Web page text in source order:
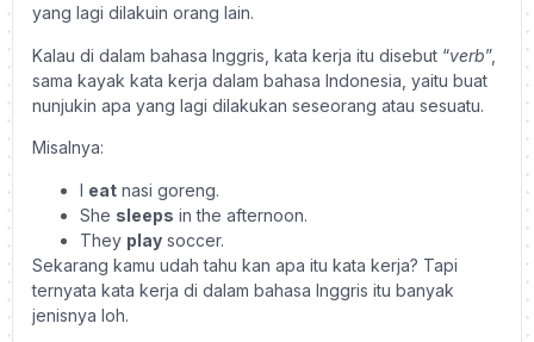
yang lagi dilakuin orang lain.
Kalau di dalam bahasa Inggris, kata kerja itu disebut “verb”,
sama kayak kata kerja dalam bahasa Indonesia, yaitu buat
nunjukin apa yang lagi dilakukan seseorang atau sesuatu.
Misalnya:
I eat nasi goreng.
She sleeps in the afternoon.
They play soccer.
Sekarang kamu udah tahu kan apa itu kata kerja? Tapi
ternyata kata kerja di dalam bahasa Inggris itu banyak
jenisnya loh.